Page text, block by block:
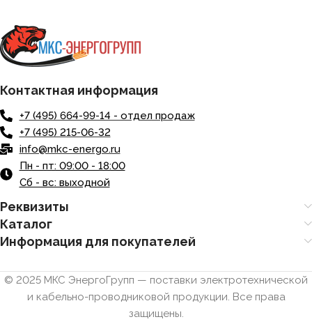
Контактная информация
+7 (495) 664-99-14 - отдел продаж
+7 (495) 215-06-32
info@mkc-energo.ru
Пн - пт: 09:00 - 18:00
Сб - вс: выходной
Реквизиты
Каталог
Информация для покупателей
© 2025 МКС ЭнергоГрупп — поставки электротехнической
и кабельно-проводниковой продукции. Все права
защищены.